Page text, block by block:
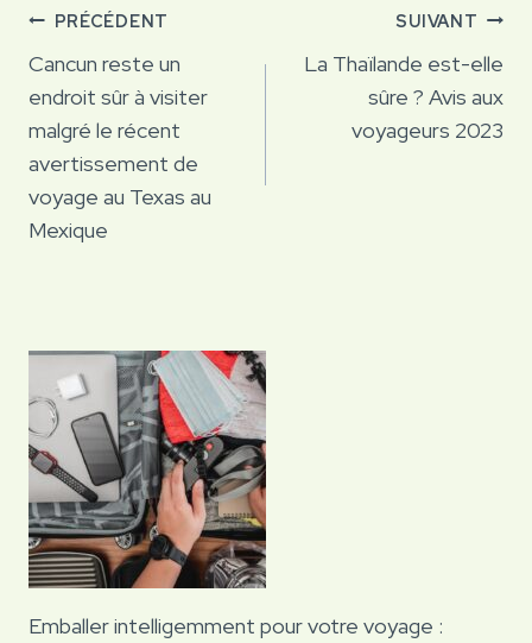
Navigation
de
l’article
PRÉCÉDENT
Cancun reste un
endroit sûr à visiter
malgré le récent
avertissement de
voyage au Texas au
Mexique
SUIVANT
La Thaïlande est-elle
sûre ? Avis aux
voyageurs 2023
Emballer intelligemment pour votre voyage :